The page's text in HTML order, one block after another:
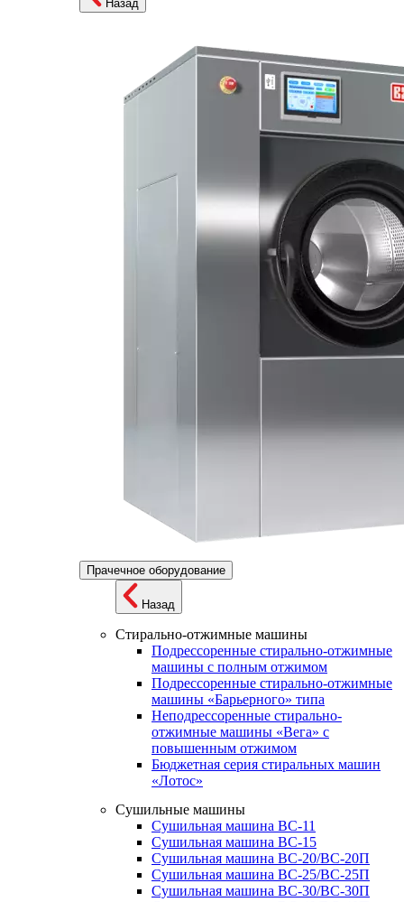
Назад
Прачечное оборудование
Назад
Стирально-отжимные машины
Подрессоренные стирально-отжимные
машины с полным отжимом
Подрессоренные стирально-отжимные
машины «Барьерного» типа
Неподрессоренные стирально-
отжимные машины «Вега» с
повышенным отжимом
Бюджетная серия стиральных машин
«Лотос»
Сушильные машины
Сушильная машина ВС-11
Сушильная машина ВС-15
Сушильная машина ВС-20/ВС-20П
Сушильная машина ВС-25/ВС-25П
Сушильная машина ВС-30/ВС-30П